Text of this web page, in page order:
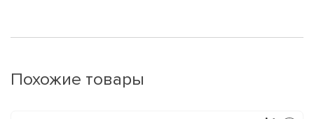
Похожие товары